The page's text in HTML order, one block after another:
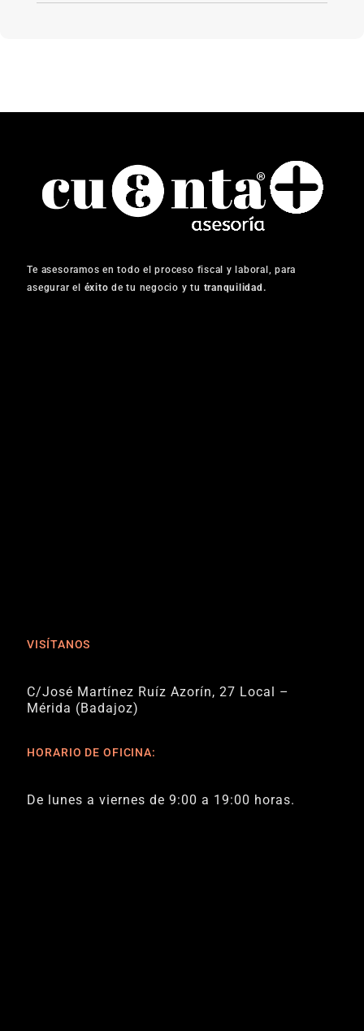
Te asesoramos en todo el proceso fiscal y laboral, para
asegurar el éxito de tu negocio y tu tranquilidad.
VISÍTANOS
C/José Martínez Ruíz Azorín, 27 Local –
Mérida (Badajoz)
HORARIO DE OFICINA:
De lunes a viernes de 9:00 a 19:00 horas.